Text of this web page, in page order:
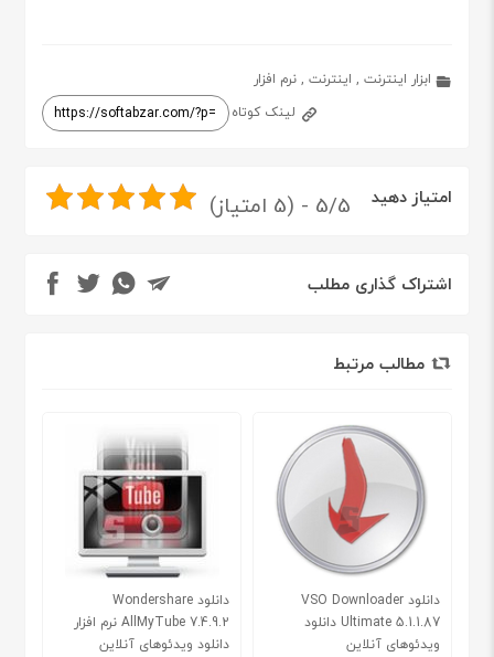
ابزار اینترنت , اینترنت ,نرم افزار
لینک کوتاه
امتیاز دهید 5/5 - (5 امتیاز)
اشتراک گذاری مطلب
مطالب مرتبط
دانلود VSO Downloader
Ultimate 5.1.1.87 دانلود
ویدئوهای آنلاین
دانلود Wondershare
AllMyTube 7.4.9.2 نرم افزار
دانلود ویدئوهای آنلاین